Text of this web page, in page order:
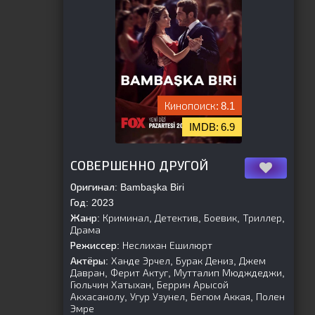
8.1
6.9
СОВЕРШЕННО ДРУГОЙ
Оригинал: Bambaşka Biri
Год: 2023
Жанр: Криминал, Детектив, Боевик, Триллер,
Драма
Режиссер: Неслихан Ешилюрт
Актёры: Ханде Эрчел, Бурак Дениз, Джем
Давран, Ферит Актуг, Мутталип Мюдждеджи,
Гюльчин Хатыхан, Беррин Арысой
Акхасанолу, Угур Узунел, Бегюм Аккая, Полен
Эмре